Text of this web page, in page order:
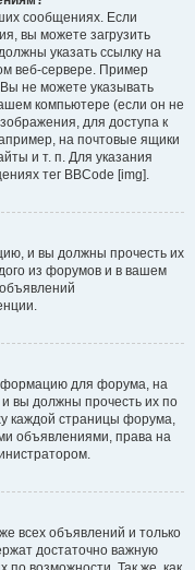
сообщениях. Если
вы можете загрузить
указать ссылку на
веб-сервере. Пример
не можете указывать
компьютере (если он не
для доступа к
на почтовые ящики
и т. п. Для указания
тег BBCode [img].
и вы должны прочесть их
из форумов и в вашем
для форума, на
вы должны прочесть их по
каждой страницы форума,
объявлениями, права на
всех объявлений и только
достаточно важную